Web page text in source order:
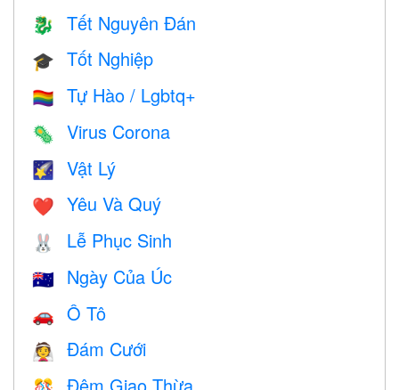
🐉 Tết Nguyên Đán
🎓 Tốt Nghiệp
🏳️‍🌈 Tự Hào / Lgbtq+
🦠 Virus Corona
🌠 Vật Lý
❤️️ Yêu Và Quý
🐰 Lễ Phục Sinh
🇦🇺 Ngày Của Úc
🚗 Ô Tô
👰 Đám Cưới